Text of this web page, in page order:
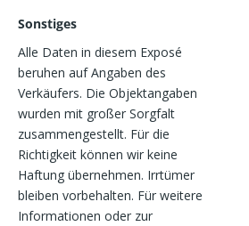
Sonstiges
Alle Daten in diesem Exposé
beruhen auf Angaben des
Verkäufers. Die Objektangaben
wurden mit großer Sorgfalt
zusammengestellt. Für die
Richtigkeit können wir keine
Haftung übernehmen. Irrtümer
bleiben vorbehalten. Für weitere
Informationen oder zur